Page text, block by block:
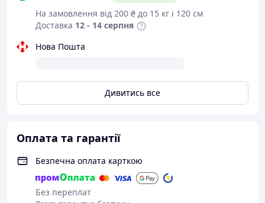
"Bull".
Дуже легкі та зручні.
Взуття чудово підходять для занять
спортом, бігом і просто на кожен день,
це ідеальне рішення для весняного –
ногам дихати навіть в саму спекотну
Легка підошва з спіненої гуми робить
взуття практично невагомим - ноги в
ньому не втомляться навіть при
тривалій ходьбі. Підошва м'яка і гнучка з
На замовлення від 200 ₴ до 15 кг і 120 см
Доставка 12 - 14 серпня
Нова Пошта
Дивитись все
Оплата та гарантії
Безпечна оплата карткою
Без переплат